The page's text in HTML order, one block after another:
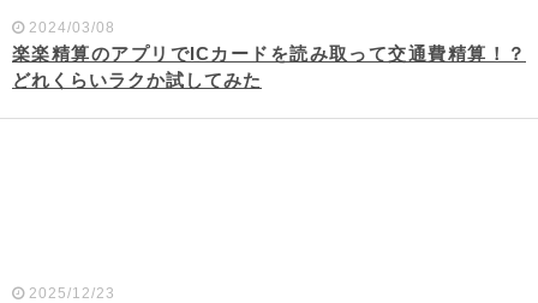
2024/03/08
楽楽精算のアプリでICカードを読み取って交通費精算！？
どれくらいラクか試してみた
2025/12/23